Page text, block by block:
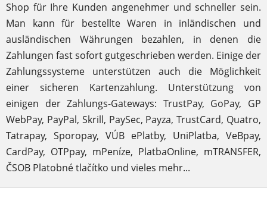
Shop für Ihre Kunden angenehmer und schneller sein.
Man kann für bestellte Waren in inländischen und
ausländischen Währungen bezahlen, in denen die
Zahlungen fast sofort gutgeschrieben werden. Einige der
Zahlungssysteme unterstützen auch die Möglichkeit
einer sicheren Kartenzahlung. Unterstützung von
einigen der Zahlungs-Gateways: TrustPay, GoPay, GP
WebPay, PayPal, Skrill, PaySec, Payza, TrustCard, Quatro,
Tatrapay, Sporopay, VÚB ePlatby, UniPlatba, VeBpay,
CardPay, OTPpay, mPeníze, PlatbaOnline, mTRANSFER,
ČSOB Platobné tlačítko und vieles mehr...